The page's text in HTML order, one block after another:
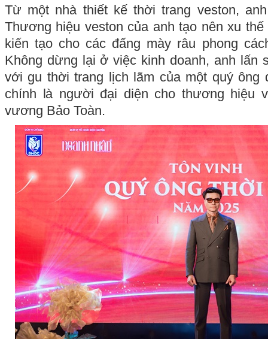
Từ một nhà thiết kế thời trang veston,
Thương hiệu veston của anh tạo nên xu
kiến tạo cho các đấng mày râu phong
Không dừng lại ở việc kinh doanh, anh lấn
với gu thời trang lịch lãm của một quý ông
chính là người đại diện cho thương hiệu
vương Bảo Toàn.